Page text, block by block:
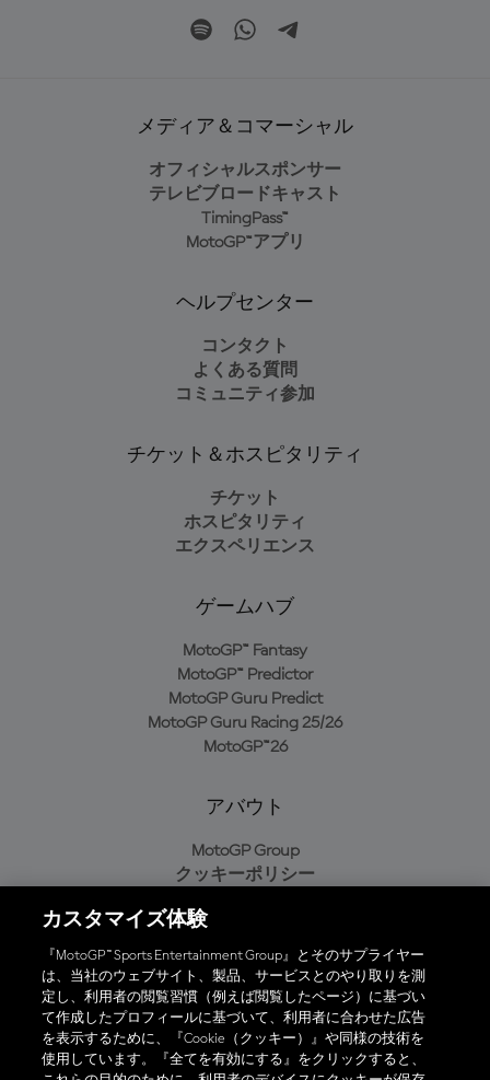
メディア＆コマーシャル
オフィシャルスポンサー
テレビブロードキャスト
TimingPass™
MotoGP™アプリ
ヘルプセンター
コンタクト
よくある質問
コミュニティ参加
チケット＆ホスピタリティ
チケット
ホスピタリティ
エクスペリエンス
ゲームハブ
MotoGP™ Fantasy
MotoGP™ Predictor
MotoGP Guru Predict
MotoGP Guru Racing 25/26
MotoGP™26
アバウト
MotoGP Group
クッキーポリシー
プライバシーポリシー
購入ポリシー
オフィシャルアプリ
カスタマイズ体験
『MotoGP™ Sports Entertainment Group』とそのサプライヤー
は、当社のウェブサイト、製品、サービスとのやり取りを測
定し、利用者の閲覧習慣（例えば閲覧したページ）に基づい
て作成したプロフィールに基づいて、利用者に合わせた広告
を表示するために、『Cookie（クッキー）』や同様の技術を
使用しています。『全てを有効にする』をクリックすると、